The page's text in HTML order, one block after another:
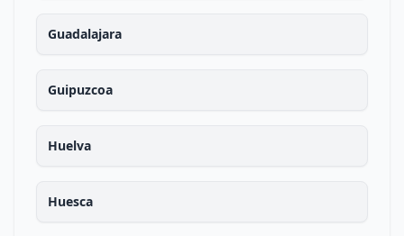
Guadalajara
Guipuzcoa
Huelva
Huesca